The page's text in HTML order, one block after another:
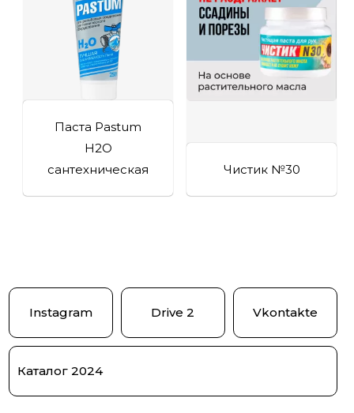
Паста Pastum
H2O
сантехническая
Чистик №30
Instagram Drive 2 Vkontakte
Каталог 2024